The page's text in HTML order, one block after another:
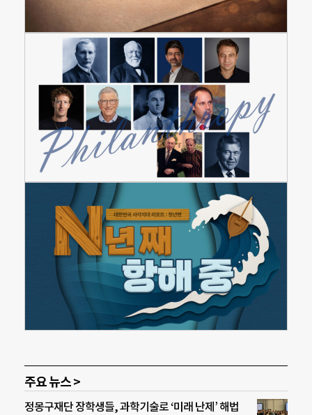
주요 뉴스 >
정몽구재단 장학생들, 과학기술로 ‘미래 난제’ 해법